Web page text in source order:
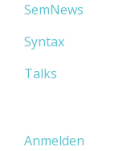
SemNews
Syntax
Talks
Anmelden